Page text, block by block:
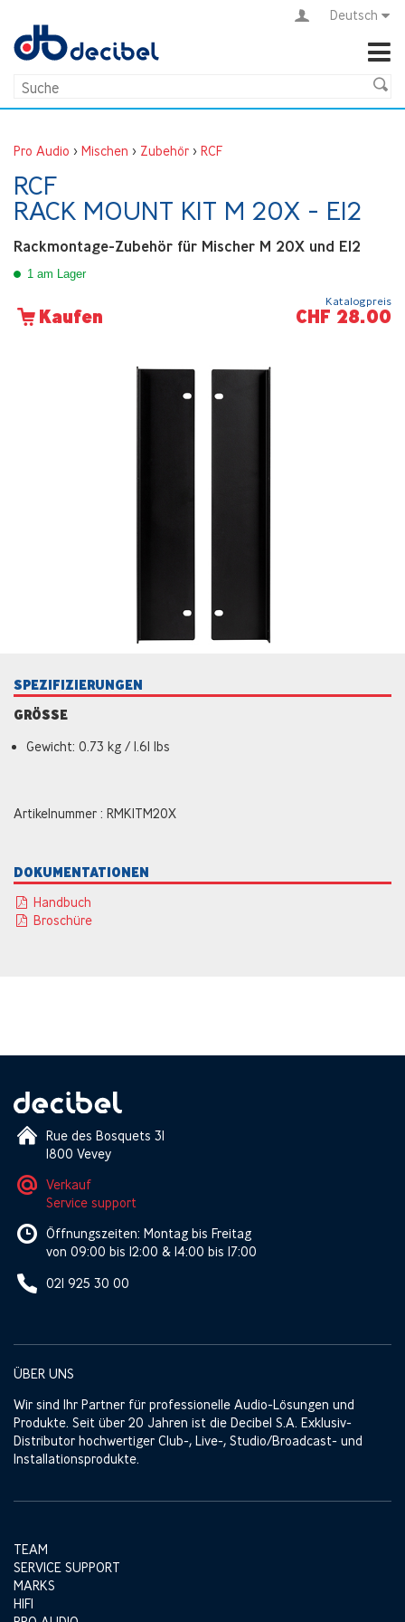
Deutsch
Pro Audio > Mischen > Zubehör > RCF
RCF
RACK MOUNT KIT M 20X - E12
Rackmontage-Zubehör für Mischer M 20X und E12
1 am Lager
Kaufen
Katalogpreis
CHF 28.00
SPEZIFIZIERUNGEN
GRÖSSE
Gewicht: 0.73 kg / 1.61 lbs
Artikelnummer : RMKITM20X
DOKUMENTATIONEN
Handbuch
Broschüre
Rue des Bosquets 31
1800 Vevey
Verkauf
Service support
Öffnungszeiten: Montag bis Freitag
von 09:00 bis 12:00 & 14:00 bis 17:00
021 925 30 00
ÜBER UNS
Wir sind Ihr Partner für professionelle Audio-Lösungen und
Produkte. Seit über 20 Jahren ist die Decibel S.A. Exklusiv-
Distributor hochwertiger Club-, Live-, Studio/Broadcast- und
Installationsprodukte.
TEAM
SERVICE SUPPORT
MARKS
HIFI